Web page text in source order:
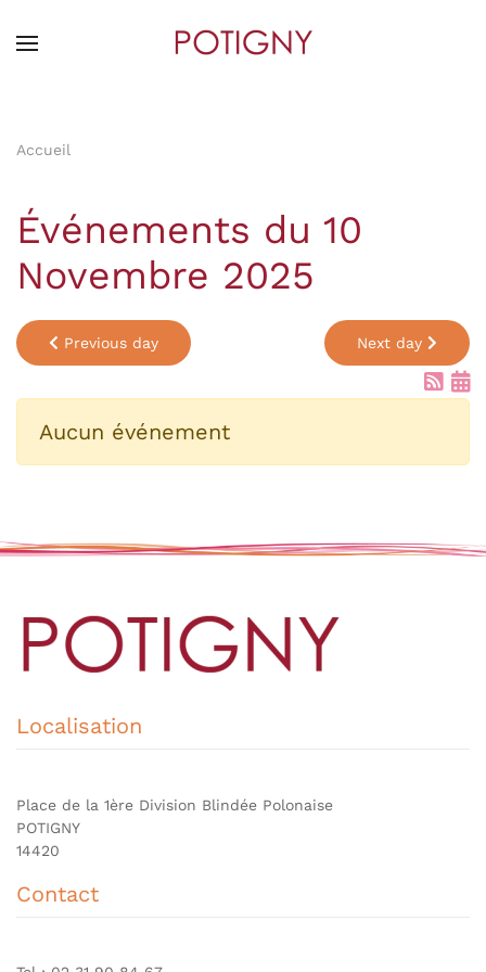
content
Accueil
Événements du 10
Novembre 2025
Previous day Next day
Aucun événement
Localisation
Place de la 1ère Division Blindée Polonaise
POTIGNY
14420
Contact